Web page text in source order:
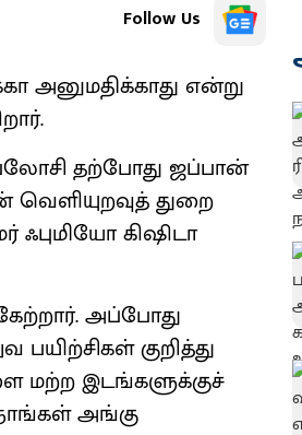
Follow Us
அனுமதிக்காது என்று
தற்போது ஜப்பான்
துறை
ஃபுமியோ கிஷிடா
அப்போது
குறித்து
மற்ற இடங்களுக்குச்
அங்கு